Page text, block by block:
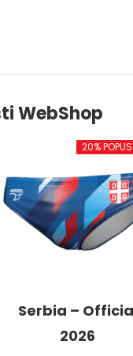
WebShop
20%
Serbia –
2026